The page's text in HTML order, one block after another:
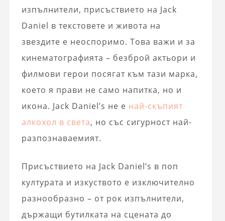
изпълнители, присъствието на Jack
Daniel в текстовете и живота на
звездите е неоспоримо. Това важи и за
кинематографията – безброй актьори и
филмови герои посягат към тази марка,
което я прави не само напитка, но и
икона. Jack Daniel’s не е най-скъпият
алкохол в света, но със сигурност най-
разпознаваемият.
Присъствието на Jack Daniel’s в поп
културата и изкуството е изключително
разнообразно – от рок изпълнители,
държащи бутилката на сцената до